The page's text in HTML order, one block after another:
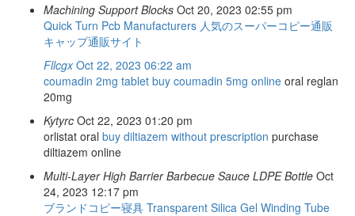
Machining Support Blocks Oct 20, 2023 02:55 pm
Quick Turn Pcb Manufacturers 人気のスーパーコピー通販
キャップ通販サイト
Fllcgx Oct 22, 2023 06:22 am
coumadin 2mg tablet buy coumadin 5mg online oral reglan
20mg
Kytyrc Oct 22, 2023 01:20 pm
orlistat oral buy diltiazem without prescription purchase
diltiazem online
Multi-Layer High Barrier Barbecue Sauce LDPE Bottle Oct
24, 2023 12:17 pm
ブランドコピー寝具 Transparent Silica Gel Winding Tube